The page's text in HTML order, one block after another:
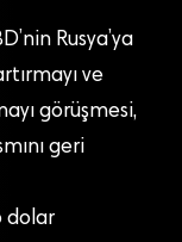
Rusya’ya
ve
görüşmesi,
geri
dolar